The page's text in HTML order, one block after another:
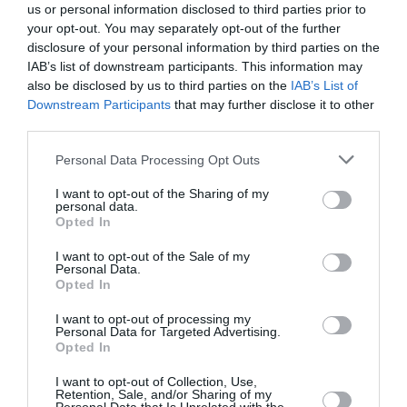
us or personal information disclosed to third parties prior to
your opt-out. You may separately opt-out of the further
disclosure of your personal information by third parties on the
IAB’s list of downstream participants. This information may
also be disclosed by us to third parties on the IAB’s List of
Downstream Participants that may further disclose it to other
Personal Data Processing Opt Outs
I want to opt-out of the Sharing of my
personal data.
Opted In
I want to opt-out of the Sale of my
Personal Data.
Opted In
I want to opt-out of processing my
Personal Data for Targeted Advertising.
Opted In
I want to opt-out of Collection, Use,
Retention, Sale, and/or Sharing of my
CHECK LAST
a commenté l'article :
Airbus doit accélérer avec 90 avions par mois
nécessaires pour atteindre son objectif
amerique du nord etats-unis JetBlue Airways
Low cost
LIRE AUSSI
L’AÉROPORT DE
DÉFINITIF...